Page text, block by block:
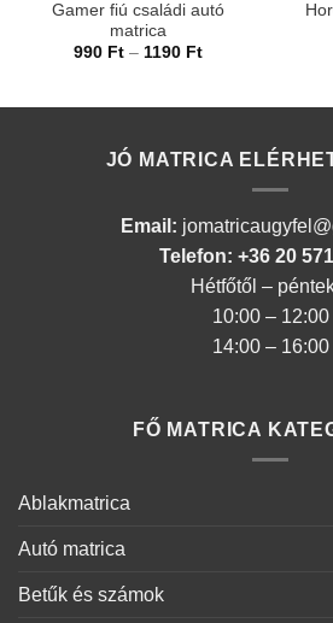
Gamer fiú családi autó
matrica
990 Ft – 1190 FtÁrtartomány:
JÓ MATRICA
Email:
Telefon: +36 20
Hétfőtől –
10:00 – 12:00
14:00 – 16:00
FŐ MATRICA
Ablakmatrica
Autó matrica
Betűk és számok